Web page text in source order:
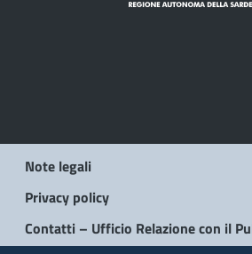
Note legali
Privacy policy
Contatti – Ufficio Relazione con il